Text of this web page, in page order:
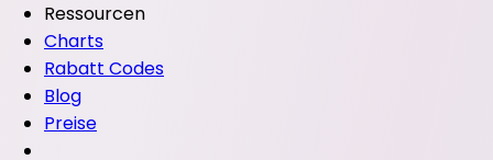
Ressourcen
Charts
Rabatt Codes
Blog
Preise